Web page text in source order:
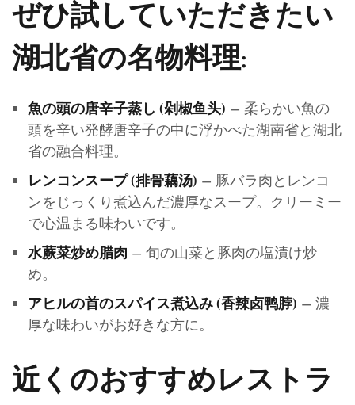
ぜひ試していただきたい
湖北省の名物料理:
魚の頭の唐辛子蒸し (剁椒鱼头) – 柔らかい魚の
頭を辛い発酵唐辛子の中に浮かべた湖南省と湖北
省の融合料理。
レンコンスープ (排骨藕汤) – 豚バラ肉とレンコ
ンをじっくり煮込んだ濃厚なスープ。クリーミー
で心温まる味わいです。
水蕨菜炒め腊肉 – 旬の山菜と豚肉の塩漬け炒
め。
アヒルの首のスパイス煮込み (香辣卤鸭脖) – 濃
厚な味わいがお好きな方に。
近くのおすすめレストラ